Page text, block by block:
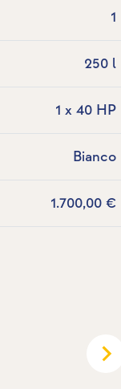
1
250 l
1 x 40 HP
Bianco
1.700,00 €